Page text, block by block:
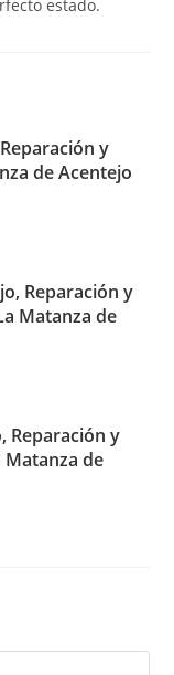
estado.
y
de Acentejo
Reparación y
Matanza de
Reparación y
Matanza de